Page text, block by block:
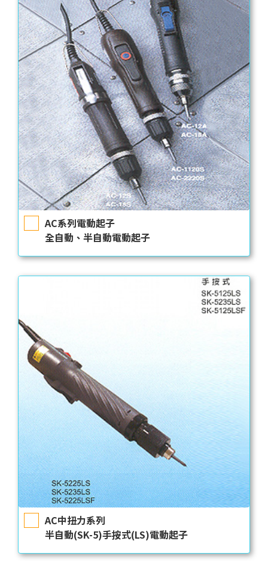
AC系列電動起子
全自動、半自動電動起子
AC中扭力系列
半自動(SK-5)手按式(LS)電動起子